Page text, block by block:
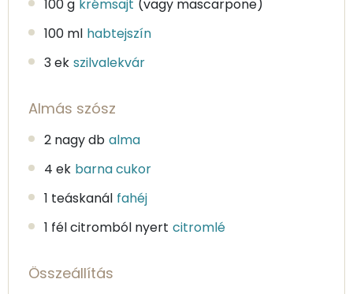
100 g krémsajt (vagy mascarpone)
100 ml habtejszín
3 ek szilvalekvár
Almás szósz
2 nagy db alma
4 ek barna cukor
1 teáskanál fahéj
1 fél citromból nyert citromlé
Összeállítás